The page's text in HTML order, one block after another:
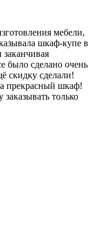
мебели,
шкаф-купе в
было сделано очень
скидку сделали!
прекрасный шкаф!
только